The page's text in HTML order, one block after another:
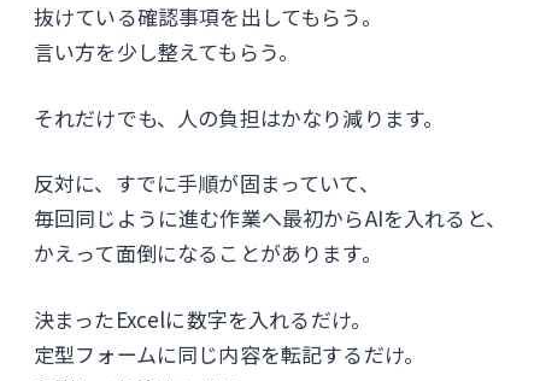
抜けている確認事項を出してもらう。
言い方を少し整えてもらう。
それだけでも、人の負担はかなり減ります。
反対に、すでに手順が固まっていて、
毎回同じように進む作業へ最初からAIを入れると、
かえって面倒になることがあります。
決まったExcelに数字を入れるだけ。
定型フォームに同じ内容を転記するだけ。